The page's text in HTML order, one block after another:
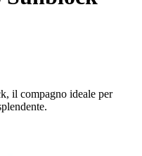
il compagno ideale per